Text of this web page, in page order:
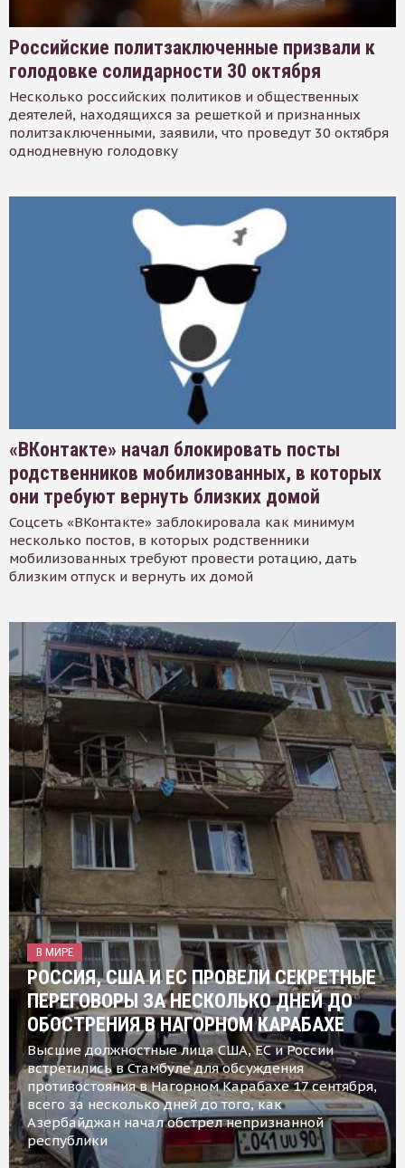
Российские политзаключенные призвали к
голодовке солидарности 30 октября
Несколько российских политиков и общественных
деятелей, находящихся за решеткой и признанных
политзаключенными, заявили, что проведут 30 октября
однодневную голодовку
«ВКонтакте» начал блокировать посты
родственников мобилизованных, в которых
они требуют вернуть близких домой
Соцсеть «ВКонтакте» заблокировала как минимум
несколько постов, в которых родственники
мобилизованных требуют провести ротацию, дать
близким отпуск и вернуть их домой
В МИРЕ
РОССИЯ, США И ЕС ПРОВЕЛИ СЕКРЕТНЫЕ
ПЕРЕГОВОРЫ ЗА НЕСКОЛЬКО ДНЕЙ ДО
ОБОСТРЕНИЯ В НАГОРНОМ КАРАБАХЕ
Высшие должностные лица США, ЕС и России
встретились в Стамбуле для обсуждения
противостояния в Нагорном Карабахе 17 сентября,
всего за несколько дней до того, как
Азербайджан начал обстрел непризнанной
республики